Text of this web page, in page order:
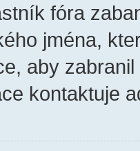
fóra
jména,
aby
kontaktuje